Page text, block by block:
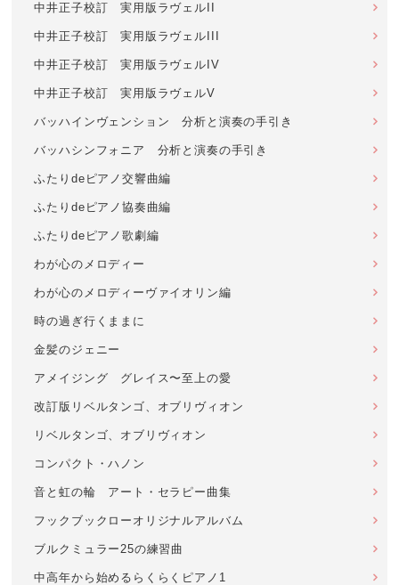
中井正子校訂 実用版ラヴェルII
中井正子校訂 実用版ラヴェルIII
中井正子校訂 実用版ラヴェルIV
中井正子校訂 実用版ラヴェルV
バッハインヴェンション 分析と演奏の手引き
バッハシンフォニア 分析と演奏の手引き
ふたりdeピアノ交響曲編
ふたりdeピアノ協奏曲編
ふたりdeピアノ歌劇編
わが心のメロディー
わが心のメロディーヴァイオリン編
時の過ぎ行くままに
金髪のジェニー
アメイジング グレイス〜至上の愛
改訂版リベルタンゴ、オブリヴィオン
リベルタンゴ、オブリヴィオン
コンパクト・ハノン
音と虹の輪 アート・セラピー曲集
フックブックローオリジナルアルバム
ブルクミュラー25の練習曲
中高年から始めるらくらくピアノ1